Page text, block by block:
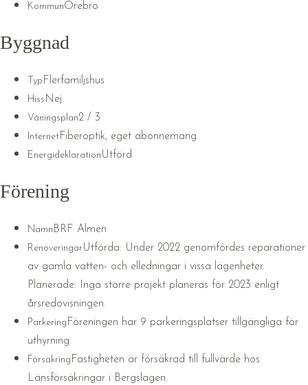
KommunÖrebro
Byggnad
Typ Flerfamiljshus
Hiss Nej
Våningsplan2 / 3
Internet Fiberoptik, eget abonnemang
Energideklaration Utförd
Förening
Namn BRF Almen
RenoveringarUtförda: Under 2022 genomfördes reparationer
av gamla vatten- och elledningar i vissa lägenheter.
Planerade: Inga större projekt planeras för 2023 enligt
årsredovisningen.
Parkering Föreningen har 9 parkeringsplatser tillgängliga för
uthyrning.
Försäkring Fastigheten är försäkrad till fullvärde hos
Länsförsäkringar i Bergslagen.